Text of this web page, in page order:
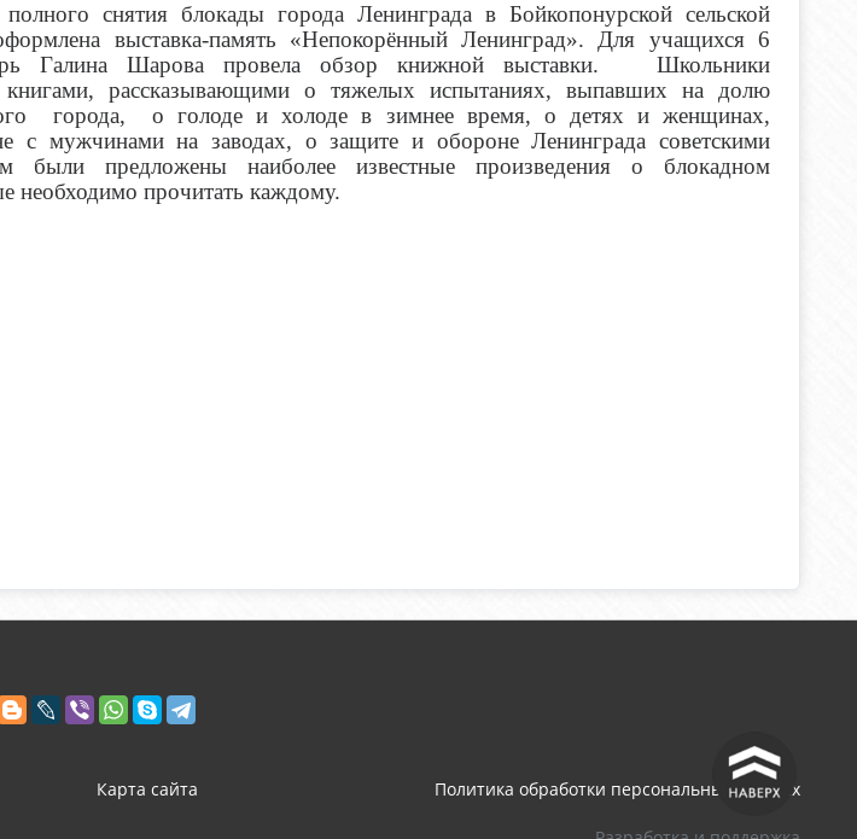
снятия блокады города Ленинграда в Бойкопонурской сельской
выставка-память «Непокорённый Ленинград». Для учащихся 6
Галина Шарова провела обзор книжной выставки. Школьники
рассказывающими о тяжелых испытаниях, выпавших на долю
города, о голоде и холоде в зимнее время, о детях и женщинах,
с мужчинами на заводах, о защите и обороне Ленинграда советскими
были предложены наиболее известные произведения о блокадном
необходимо прочитать каждому.
^
Карта сайта Политика обработки персональных данных